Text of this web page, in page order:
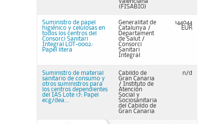
Valenciana
(FISABIO)
Suministro de papel
higiénico y celulosas en
todos los centros del
Consorci Sanitari
Integral LOT-0002:
Papel litera
Generalitat de
Catalunya /
Departament
de Salut /
Consorci
Sanitari
Integral
144044
EUR
Suministro de material
sanitario de consumo y
otros suministros para
los centros dependientes
del IAS Lote 17: Papel
ecg/dea...
Cabildo de
Gran Canaria
/ Instituto de
Atención
Social y
Sociosanitaria
del Cabildo de
Gran Canaria
n/d